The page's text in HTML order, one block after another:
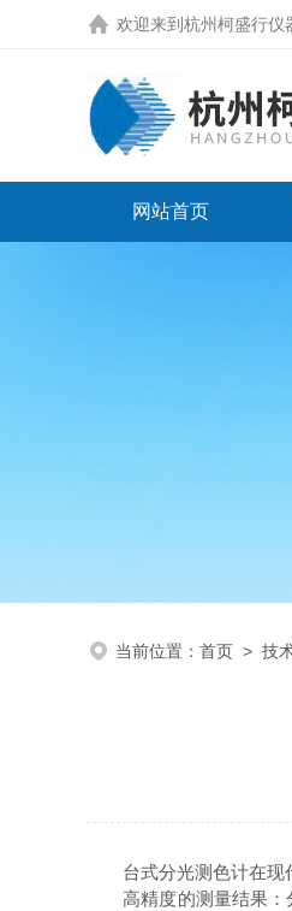
欢迎来到 杭州柯盛行仪
网站首页
当前位置： 首页 > 技
台式分光测色计在现代
高精度的测量结果：分